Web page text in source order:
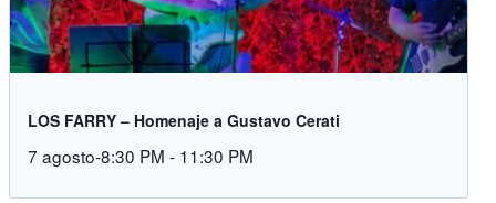
LOS FARRY – Homenaje a Gustavo Cerati
7 agosto-8:30 PM - 11:30 PM